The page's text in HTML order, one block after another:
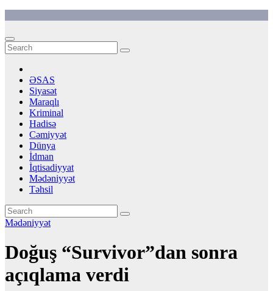
content
ƏSAS
Siyasət
Maraqlı
Kriminal
Hadisə
Cəmiyyət
Dünya
İdman
İqtisadiyyat
Mədəniyyət
Təhsil
Mədəniyyət
Doğuş “Survivor”dan sonra
açıqlama verdi